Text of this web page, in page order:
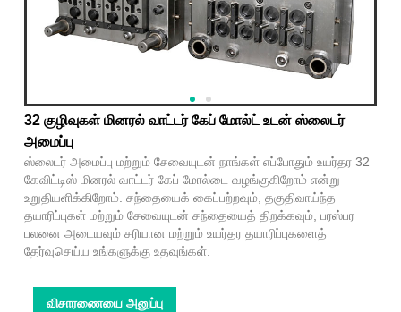
32 குழிவுகள் மினரல் வாட்டர் கேப் மோல்ட் உடன் ஸ்லைடர்
அமைப்பு
ஸ்லைடர் அமைப்பு மற்றும் சேவையுடன் நாங்கள் எப்போதும் உயர்தர 32
கேவிட்டிஸ் மினரல் வாட்டர் கேப் மோல்டை வழங்குகிறோம் என்று
உறுதியளிக்கிறோம். சந்தையைக் கைப்பற்றவும், தகுதிவாய்ந்த
தயாரிப்புகள் மற்றும் சேவையுடன் சந்தையைத் திறக்கவும், பரஸ்பர
பலனை அடையவும் சரியான மற்றும் உயர்தர தயாரிப்புகளைத்
தேர்வுசெய்ய உங்களுக்கு உதவுங்கள்.
விசாரணையை அனுப்பு